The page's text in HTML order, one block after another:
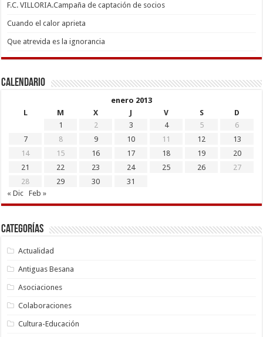
F.C. VILLORIA.Campaña de captación de socios
Cuando el calor aprieta
Que atrevida es la ignorancia
Calendario
enero 2013
L
M X J V S
D
1
2 3 4 5
6
7
8 9 10 11 12
13
14
15 16 17 18 19
20
21
22 23 24 25 26
27
28
29 30
31
« Dic
Feb »
Categorías
Actualidad
Antiguas Besana
Asociaciones
Colaboraciones
Cultura-Educación